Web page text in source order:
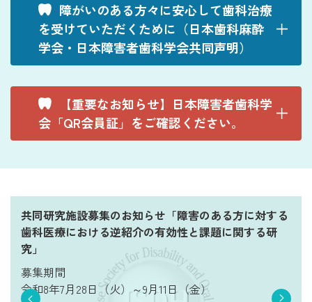
障がいのある方々に安心して歯科治療
を受けていただくために（日本歯科麻酔
学会・日本障害者歯科学会共同声明）
【重要なお知らせ】日本障害者歯科学
会「QR会員証」をご確認ください。
共同研究施設募集のお知らせ「障害のある方に対する
歯科医療における逆紹介の有効性と課題に関する研
究」
募集期間
令和8年7月28日（火）～9月11日（金）